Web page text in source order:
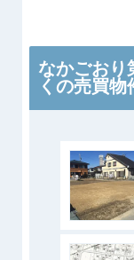
なかごおり
くの売買物